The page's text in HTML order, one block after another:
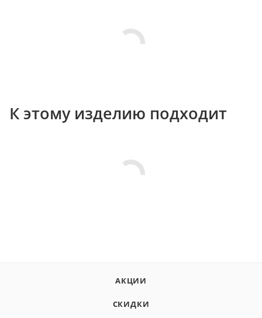
К этому изделию подходит
АКЦИИ
СКИДКИ